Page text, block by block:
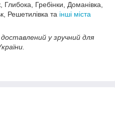
Гребінки, Доманівка,
Решетилівка та інші міста
у зручний для